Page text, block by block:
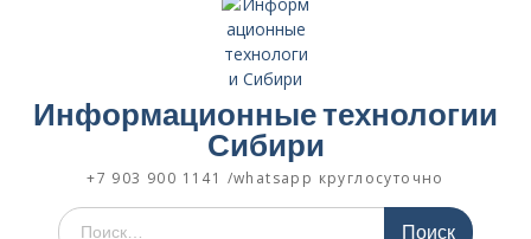
Информационные технологии
Сибири
+7 903 900 1141 /whatsapp круглосуточно
Искать: